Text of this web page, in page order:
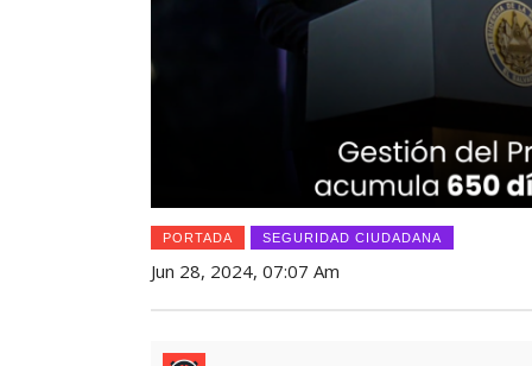
PORTADA SEGURIDAD CIUDADANA
Jun 28, 2024, 07:07 Am